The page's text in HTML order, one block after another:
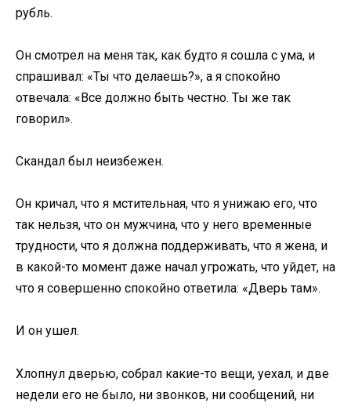
рубль.
Он смотрел на меня так, как будто я сошла с ума, и
спрашивал: «Ты что делаешь?», а я спокойно
отвечала: «Все должно быть честно. Ты же так
говорил».
Скандал был неизбежен.
Он кричал, что я мстительная, что я унижаю его, что
так нельзя, что он мужчина, что у него временные
трудности, что я должна поддерживать, что я жена, и
в какой-то момент даже начал угрожать, что уйдет, на
что я совершенно спокойно ответила: «Дверь там».
И он ушел.
Хлопнул дверью, собрал какие-то вещи, уехал, и две
недели его не было, ни звонков, ни сообщений, ни